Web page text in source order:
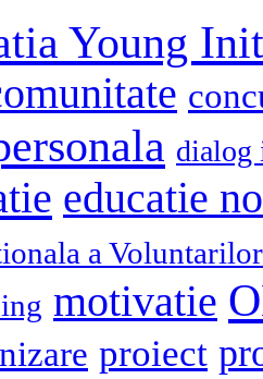
Young
dialog
educatie
a Voluntarilor
motivatie
proiect